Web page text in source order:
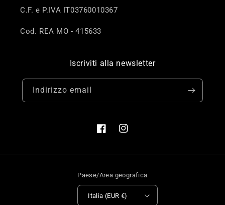
C.F. e P.IVA IT03760010367
Cod. REA MO - 415633
Iscriviti alla newsletter
Indirizzo email
FacebookInstagram
Paese/Area geografica
Italia (EUR €)